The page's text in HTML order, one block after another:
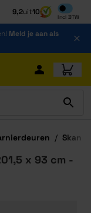
9,2uit10
Incl BTW
Inclusief
Meld je aan als
/
x 93 cm -